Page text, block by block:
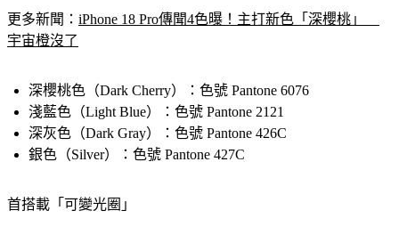
更多新聞： iPhone 18 Pro傳聞4色曝！主打新色「深櫻桃」
宇宙橙沒了
深櫻桃色（Dark Cherry）：色號 Pantone 6076
淺藍色（Light Blue）：色號 Pantone 2121
深灰色（Dark Gray）：色號 Pantone 426C
銀色（Silver）：色號 Pantone 427C
首搭載「可變光圈」